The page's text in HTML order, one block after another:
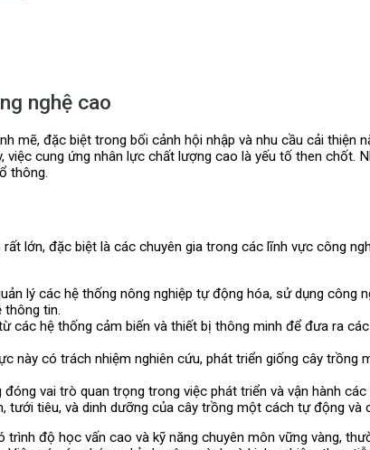
nghệ cao
mẽ, đặc biệt trong bối cảnh hội nhập và nhu cầu cải thiện
cung ứng nhân lực chất lượng cao là yếu tố then chốt.
thông.
lớn, đặc biệt là các chuyên gia trong các lĩnh vực công
lý các hệ thống nông nghiệp tự động hóa, sử dụng công
tin.
các hệ thống cảm biến và thiết bị thông minh để đưa ra
này có trách nhiệm nghiên cứu, phát triển giống cây trồng
vai trò quan trọng trong việc phát triển và vận hành
tiêu, và dinh dưỡng của cây trồng một cách tự động và
độ học vấn cao và kỹ năng chuyên môn vững vàng,